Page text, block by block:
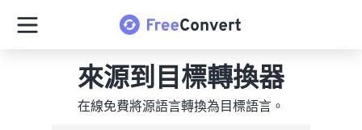
來源到目標轉換器
在線免費將源語言轉換為目標語言。